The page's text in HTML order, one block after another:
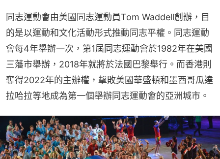
同志運動會由美國同志運動員Tom Waddell創辦，目
的是以運動和文化活動形式推動同志平權。同志運動
會每4年舉辦一次，第1屆同志運動會於1982年在美國
三藩市舉辦，2018年就將於法國巴黎舉行。而香港則
奪得2022年的主辦權，擊敗美國華盛頓和墨西哥瓜達
拉哈拉等地成為第一個舉辦同志運動會的亞洲城市。